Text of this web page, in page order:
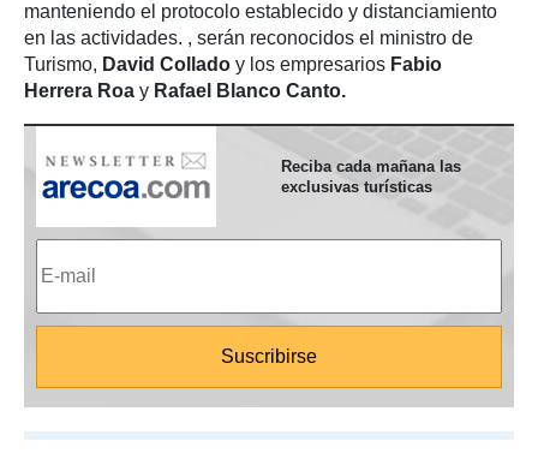
manteniendo el protocolo establecido y distanciamiento
en las actividades. , serán reconocidos el ministro de
Turismo, David Collado y los empresarios Fabio
Herrera Roa y Rafael Blanco Canto.
Reciba cada mañana las
exclusivas turísticas